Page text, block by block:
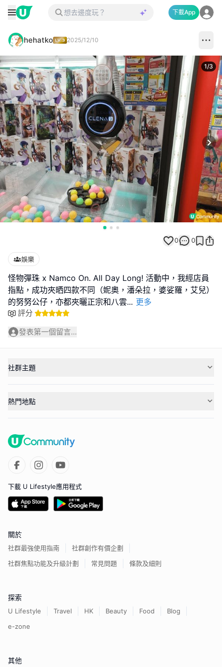
下載App
hehatko 2025/12/10
1/3
0 0
娛樂
怪物彈珠 x Namco On. All Day Long! 活動中，我經店員
指點，成功夾晒四款不同（妮奧，潘朵拉，婆娑羅，艾兒）
的努努公仔，亦都夾曬正宗和八雲... 更多
評分
發表第一個留言...
社群主題
熱門地點
下載 U Lifestyle應用程式
關於
社群最強使用指南
社群創作有價企劃
社群焦點功能及升級計劃
常見問題 條款及細則
探索
U Lifestyle Travel HK Beauty Food
Blog
e-zone
其他